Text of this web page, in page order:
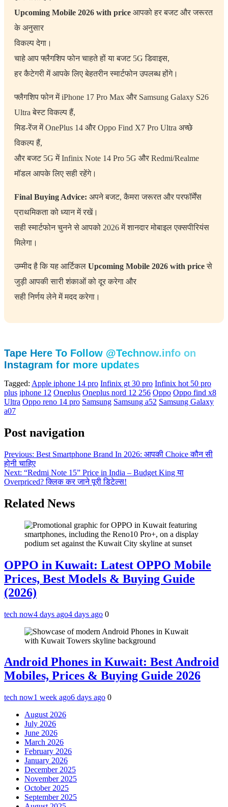
Upcoming Mobile 2026 with price आपको हर बजट और जरूरत
के अनुसार
विकल्प देगा।
चाहे आप फ्लैगशिप फोन चाहते हों या बजट 5G डिवाइस,
हर कैटेगरी में आपके लिए बेहतरीन स्मार्टफोन उपलब्ध होंगे।
फ्लैगशिप फोन में iPhone 17 Pro Max और Samsung Galaxy S26
Ultra बेस्ट विकल्प हैं,
मिड-रेंज में OnePlus 14 और Oppo Find X7 Pro Ultra अच्छे
विकल्प हैं,
और बजट 5G में Infinix Note 14 Pro 5G और Redmi/Realme
मॉडल आपके लिए सही रहेंगे।
Final Buying Advice: अपने बजट, कैमरा जरूरत और परफॉर्मेंस
प्राथमिकता को ध्यान में रखें।
सही स्मार्टफोन चुनने से आपको 2026 में शानदार मोबाइल एक्सपीरियंस
मिलेगा।
उम्मीद है कि यह आर्टिकल Upcoming Mobile 2026 with priceसे
जुड़ी आपकी सारी शंकाओं को दूर करेगा और
सही निर्णय लेने में मदद करेगा।
Tape Here To Follow @Technow.info on
Instagram for more updates
Tagged: Apple iphone 14 pro Infinix gt 30 pro Infinix hot 50 pro
plus iphone 12 Oneplus Oneplus nord 12 256 Oppo Oppo find x8
Ultra Oppo reno 14 pro Samsung Samsung a52 Samsung Galaxy
a07
Post navigation
Previous: Best Smartphone Brand In 2026: आपकी Choice कौन सी
होनी चाहिए
Next: “Redmi Note 15” Price in India – Budget King या
Overpriced? क्लिक कर जाने पूरी डिटेल्स!
Related News
OPPO in Kuwait: Latest OPPO Mobile
Prices, Best Models & Buying Guide
(2026)
tech now4 days ago4 days ago 0
Android Phones in Kuwait: Best Android
Mobiles, Prices & Buying Guide 2026
tech now1 week ago6 days ago 0
August 2026
July 2026
June 2026
March 2026
February 2026
January 2026
December 2025
November 2025
October 2025
September 2025